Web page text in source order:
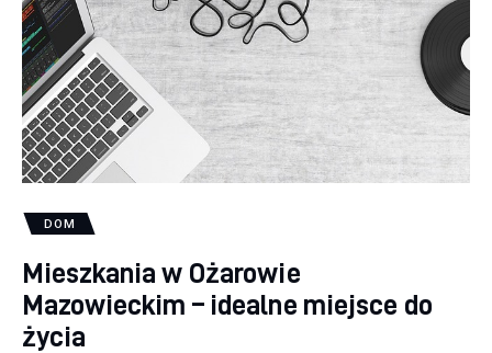
DOM
Mieszkania w Ożarowie
Mazowieckim – idealne miejsce do
życia